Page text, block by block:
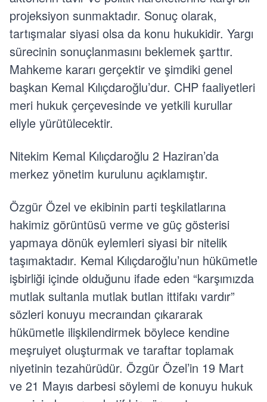
projeksiyon sunmaktadır. Sonuç olarak,
tartışmalar siyasi olsa da konu hukukidir. Yargı
sürecinin sonuçlanmasını beklemek şarttır.
Mahkeme kararı gerçektir ve şimdiki genel
başkan Kemal Kılıçdaroğlu’dur. CHP faaliyetleri
meri hukuk çerçevesinde ve yetkili kurullar
eliyle yürütülecektir.
Nitekim Kemal Kılıçdaroğlu 2 Haziran’da
merkez yönetim kurulunu açıklamıştır.
Özgür Özel ve ekibinin parti teşkilatlarına
hakimiz görüntüsü verme ve güç gösterisi
yapmaya dönük eylemleri siyasi bir nitelik
taşımaktadır. Kemal Kılıçdaroğlu’nun hükümetle
işbirliği içinde olduğunu ifade eden “karşımızda
mutlak sultanla mutlak butlan ittifakı vardır”
sözleri konuyu mecraından çıkararak
hükümetle ilişkilendirmek böylece kendine
meşruiyet oluşturmak ve taraftar toplamak
niyetinin tezahürüdür. Özgür Özel’in 19 Mart
ve 21 Mayıs darbesi söylemi de konuyu hukuk